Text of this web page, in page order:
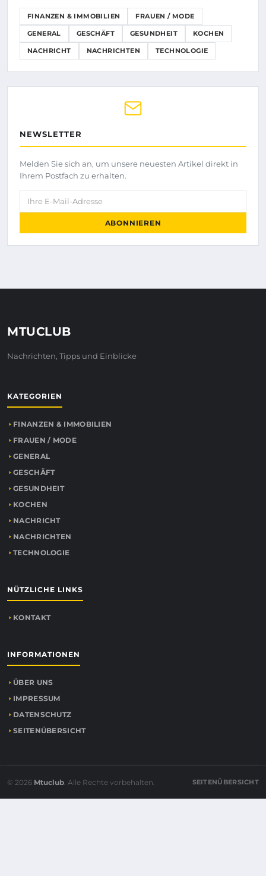
FINANZEN & IMMOBILIEN FRAUEN / MODE
GENERAL GESCHÄFT GESUNDHEIT KOCHEN
NACHRICHT NACHRICHTEN TECHNOLOGIE
NEWSLETTER
Melden Sie sich an, um unsere neuesten Artikel direkt in
Ihrem Postfach zu erhalten.
Ihre E-Mail-Adresse
ABONNIEREN
MTUCLUB
Nachrichten, Tipps und Einblicke
KATEGORIEN
FINANZEN & IMMOBILIEN
FRAUEN / MODE
GENERAL
GESCHÄFT
GESUNDHEIT
KOCHEN
NACHRICHT
NACHRICHTEN
TECHNOLOGIE
NÜTZLICHE LINKS
KONTAKT
INFORMATIONEN
ÜBER UNS
IMPRESSUM
DATENSCHUTZ
SEITENÜBERSICHT
© 2026 Mtuclub. Alle Rechte vorbehalten. SEITENÜBERSICHT